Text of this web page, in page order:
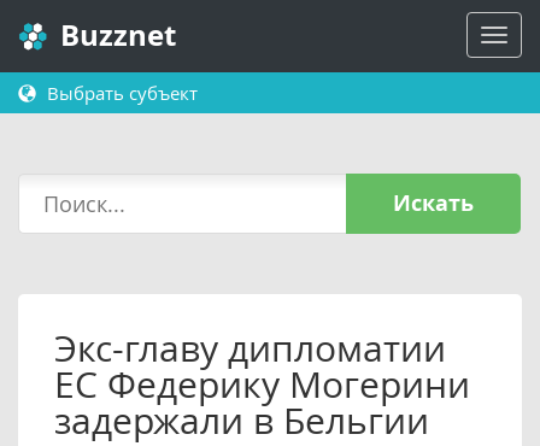
Buzznet
Выбрать субъект
Искать
Экс-главу дипломатии
ЕС Федерику Могерини
задержали в Бельгии